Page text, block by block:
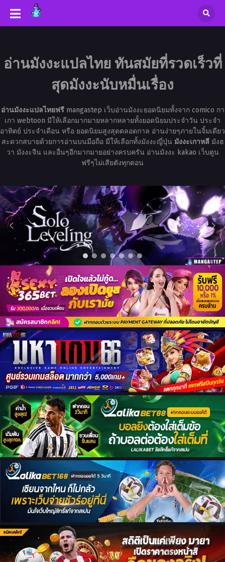
อ่านมังงะแปลไทย ทันสมัยที่รวดเร็วที่
สุดมังงะนับหมื่นเรื่อง
อ่านมังงะแปลไทยฟรีmangastep เว็บอ่านมังงะยอดนิยมทั้งจาก comico กา
เกา webtoon มีให้เลือกมากมายหลากหลายทั้งยอดนิยมประจำวัน ประจำ
อาทิตย์ ประจำเดือน หรือ ยอดนิยมสูงสุดตลอดกาล อ่านง่ายๆภายในจิ้มเดียว
สะดวกสบายด้วยการอ่านบนมือถือ มีให้เลือกทั้งมังงะญี่ปุ่น มังงะเกาหลีมังฮ
วา มังงะจีน และอื่นๆอีกมากมายอย่างครบครัน อ่านมังงะ kakao เว็บตูน
ฟรีๆไม่เสียตังทุกตอน